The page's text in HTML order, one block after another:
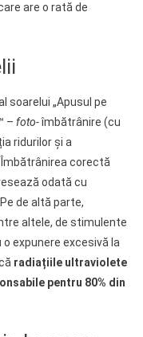
are o rată de
soarelui „Apusul pe
– foto-îmbătrânire (cu
ridurilor și a
corectă
odată cu
de altă parte,
altele, de stimulente
expunere excesivă la
radiațiile ultraviolete
pentru 80% din